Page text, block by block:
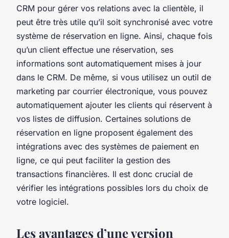
CRM pour gérer vos relations avec la clientèle, il
peut être très utile qu’il soit synchronisé avec votre
système de réservation en ligne. Ainsi, chaque fois
qu’un client effectue une réservation, ses
informations sont automatiquement mises à jour
dans le CRM. De même, si vous utilisez un outil de
marketing par courrier électronique, vous pouvez
automatiquement ajouter les clients qui réservent à
vos listes de diffusion. Certaines solutions de
réservation en ligne proposent également des
intégrations avec des systèmes de paiement en
ligne, ce qui peut faciliter la gestion des
transactions financières. Il est donc crucial de
vérifier les intégrations possibles lors du choix de
votre logiciel.
Les avantages d’une version